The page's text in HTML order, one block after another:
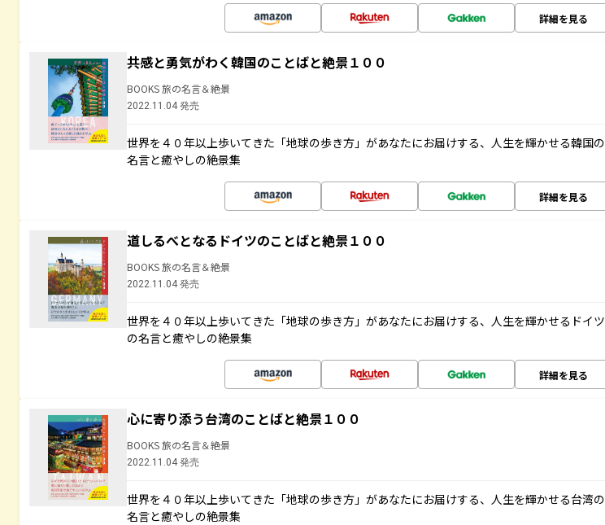
詳細を見る
共感と勇気がわく韓国のことばと絶景１００
BOOKS 旅の名言＆絶景
2022.11.04 発売
世界を４０年以上歩いてきた「地球の歩き方」があなたにお届けする、人生を輝かせる韓国の
名言と癒やしの絶景集
詳細を見る
道しるべとなるドイツのことばと絶景１００
BOOKS 旅の名言＆絶景
2022.11.04 発売
世界を４０年以上歩いてきた「地球の歩き方」があなたにお届けする、人生を輝かせるドイツ
の名言と癒やしの絶景集
詳細を見る
心に寄り添う台湾のことばと絶景１００
BOOKS 旅の名言＆絶景
2022.11.04 発売
世界を４０年以上歩いてきた「地球の歩き方」があなたにお届けする、人生を輝かせる台湾の
名言と癒やしの絶景集